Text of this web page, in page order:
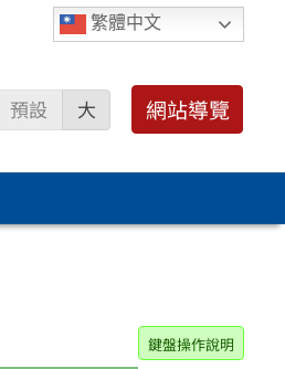
繁體中文
預設 大 網站導覽
鍵盤操作說明